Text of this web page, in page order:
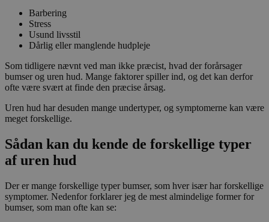
Barbering
Stress
Usund livsstil
Dårlig eller manglende hudpleje
Som tidligere nævnt ved man ikke præcist, hvad der forårsager
bumser og uren hud. Mange faktorer spiller ind, og det kan derfor
ofte være svært at finde den præcise årsag.
Uren hud har desuden mange undertyper, og symptomerne kan være
meget forskellige.
Sådan kan du kende de forskellige typer
af uren hud
Der er mange forskellige typer bumser, som hver især har forskellige
symptomer. Nedenfor forklarer jeg de mest almindelige former for
bumser, som man ofte kan se: